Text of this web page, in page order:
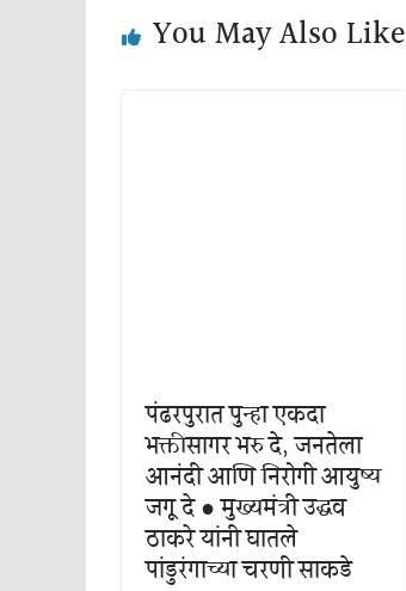
You May Also Like
पंढरपुरात पुन्हा एकदा
भक्तीसागर भरु दे, जनतेला
आनंदी आणि निरोगी आयुष्य
जगू दे ● मुख्यमंत्री उद्धव
ठाकरे यांनी घातले
पांडुरंगाच्या चरणी साकडे